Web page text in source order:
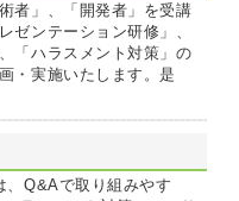
者」、「開発者」を受講
ゼンテーション研修」、
「ハラスメント対策」の
・実施いたします。是
、Q&Aで取り組みやす